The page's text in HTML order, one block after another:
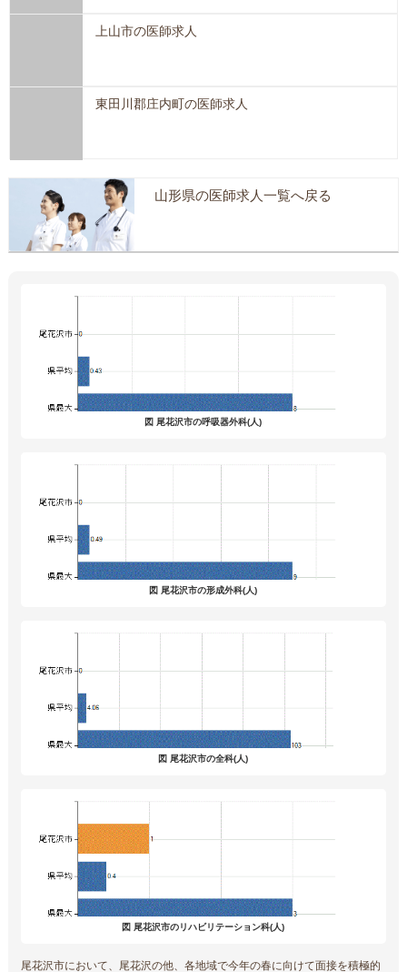
上山市の医師求人
東田川郡庄内町の医師求人
山形県の医師求人一覧へ戻る
図 尾花沢市の呼吸器外科(人)
図 尾花沢市の形成外科(人)
図 尾花沢市の全科(人)
図 尾花沢市のリハビリテーション科(人)
尾花沢市において、尾花沢の他、各地域で今年の春に向けて面接を積極的